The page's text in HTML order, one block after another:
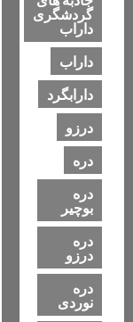
گردشگری
داراب
داراب
دارابگرد
درزو
دره
دره
بوچیر
دره
درزو
دره
نوردی